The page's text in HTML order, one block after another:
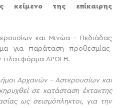
κείμενο της επίκαιρης
και Μινώα – Πεδιάδας
για παράταση προθεσμίας
πλατφόρμα ΑΡΩΓΗ.
Αρχανών – Αστερουσίων και
σε κατάσταση έκτακτης
ως σεισμόπληκτοι, για την